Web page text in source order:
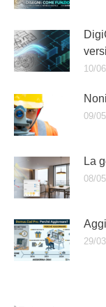
10/
09/
La
08/
29/